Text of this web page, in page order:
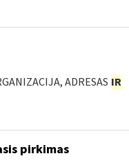
ADRESAS IR
pirkimas